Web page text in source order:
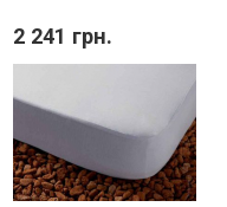
2 241 грн.